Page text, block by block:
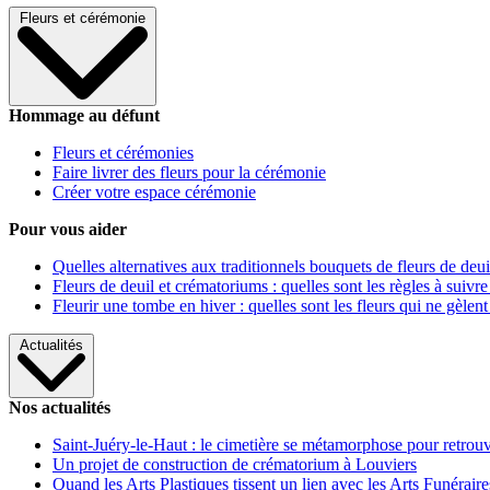
Fleurs et cérémonie
Hommage au défunt
Fleurs et cérémonies
Faire livrer des fleurs pour la cérémonie
Créer votre espace cérémonie
Pour vous aider
Quelles alternatives aux traditionnels bouquets de fleurs de
Fleurs de deuil et crématoriums : quelles sont les règles à
Fleurir une tombe en hiver : quelles sont les fleurs qui ne gèlent
Actualités
Nos actualités
Saint-Juéry-le-Haut : le cimetière se métamorphose pour
Un projet de construction de crématorium à Louviers
Quand les Arts Plastiques tissent un lien avec les Arts